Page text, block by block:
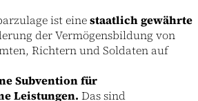
ist einestaatlich gewährte
der Vermögensbildung von
Richtern und Soldaten auf
Subvention für
Leistungen. Das sind